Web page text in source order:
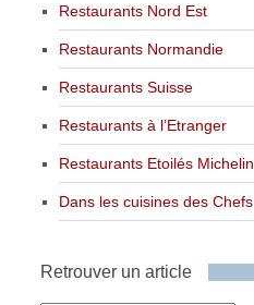
Restaurants Nord Est
Restaurants Normandie
Restaurants Suisse
Restaurants à l’Etranger
Restaurants Etoilés Michelin
Dans les cuisines des Chefs
Retrouver un article